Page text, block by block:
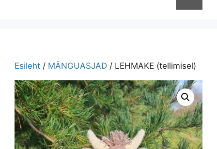
Esileht / MÄNGUASJAD / LEHMAKE (tellimisel)